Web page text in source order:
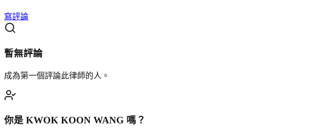
寫評論
暫無評論
成為第一個評論此律師的人。
你是 KWOK KOON WANG 嗎？